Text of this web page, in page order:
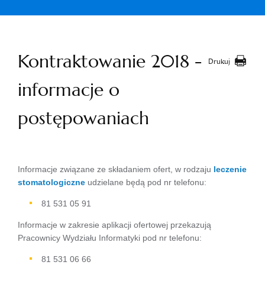
Drukuj
Kontraktowanie 2018 -
informacje o
postępowaniach
Informacje związane ze składaniem ofert, w rodzaju leczenie
stomatologiczne udzielane będą pod nr telefonu:
81 531 05 91
Informacje w zakresie aplikacji ofertowej przekazują
Pracownicy Wydziału Informatyki pod nr telefonu:
81 531 06 66